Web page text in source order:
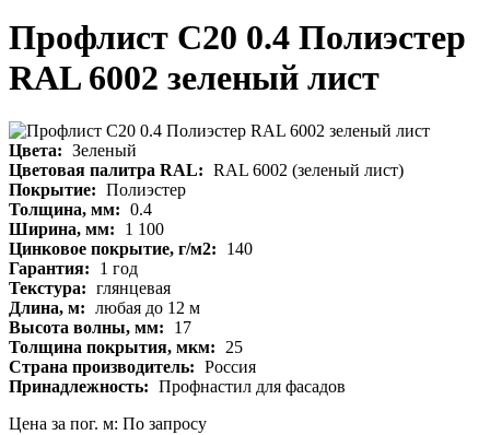
Профлист С20 0.4 Полиэстер
RAL 6002 зеленый лист
Цвета: Зеленый
Цветовая палитра RAL: RAL 6002 (зеленый лист)
Покрытие: Полиэстер
Толщина, мм: 0.4
Ширина, мм:
1 100
Цинковое покрытие, г/м2:
140
Гарантия:
1 год
Текстура: глянцевая
Длина, м: любая до 12 м
Высота волны, мм:
17
Толщина покрытия, мкм: 25
Страна производитель: Россия
Принадлежность: Профнастил для фасадов
Цена за пог. м: По запросу